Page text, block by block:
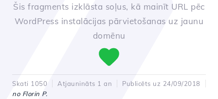
Šis fragments izklāsta soļus, kā mainīt URL pēc
WordPress instalācijas pārvietošanas uz jaunu
domēnu
Skati 1050 Atjaunināts 1 an
Publicēts uz 24/09/2018
no Florin P.